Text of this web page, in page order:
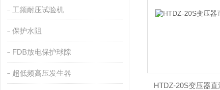
工频耐压试验机
保护水阻
FDB放电保护球隙
超低频高压发生器
HTDZ-20S变压器